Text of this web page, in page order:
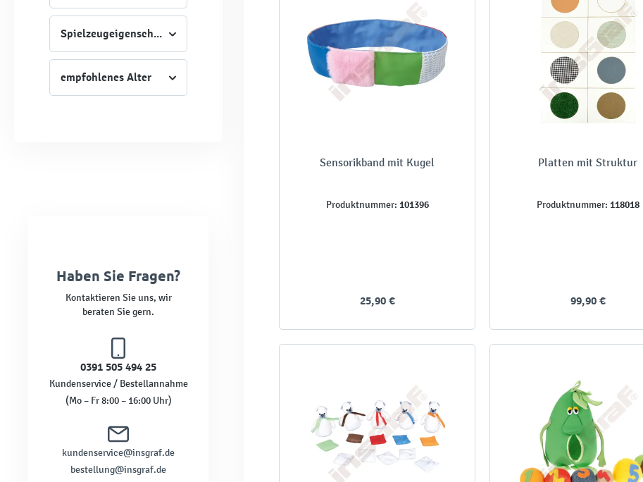
Spielzeugeigenschaft
empfohlenes Alter
Haben Sie Fragen?
Kontaktieren Sie uns, wir
beraten Sie gern.
0391 505 494 25
Kundenservice / Bestellannahme
(Mo – Fr 8:00 – 16:00 Uhr)
kundenservice@insgraf.de
bestellung@insgraf.de
Sensorikband mit Kugel
Produktnummer: 101396
25,90 €
Platten mit Struktur
Produktnummer: 118018
99,90 €